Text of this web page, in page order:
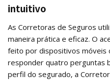
intuitivo
As Corretoras de Seguros
maneira prática e eficaz. O
feito por dispositivos móveis
responder quatro perguntas
perfil do segurado, a